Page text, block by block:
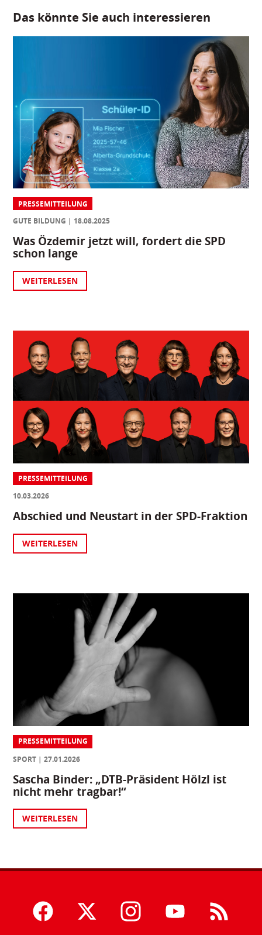
Das könnte Sie auch interessieren
PRESSEMITTEILUNG
GUTE BILDUNG
18.08.2025
Was Özdemir jetzt will, fordert die SPD
schon lange
WEITERLESEN
PRESSEMITTEILUNG
10.03.2026
Abschied und Neustart in der SPD-Fraktion
WEITERLESEN
PRESSEMITTEILUNG
SPORT
27.01.2026
Sascha Binder: „DTB-Präsident Hölzl ist
nicht mehr tragbar!“
WEITERLESEN